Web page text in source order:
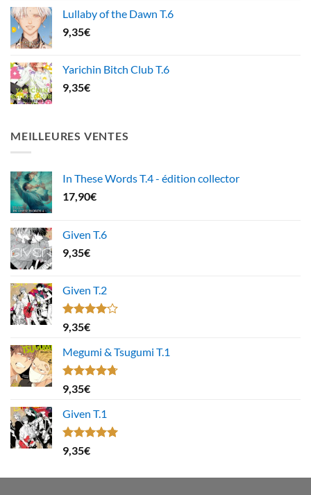
Lullaby of the Dawn T.6
9,35€
Yarichin Bitch Club T.6
9,35€
MEILLEURES VENTES
In These Words T.4 - édition collector
17,90€
Given T.6
9,35€
Given T.2
Note
4.00
5
9,35€
Megumi & Tsugumi T.1
Note4.67
sur 5
9,35€
Given T.1
Note5.00
sur 5
9,35€